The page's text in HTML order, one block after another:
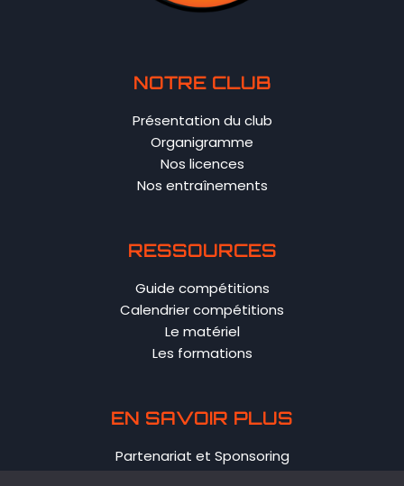
NOTRE CLUB
Présentation du club
Organigramme
Nos licences
Nos entraînements
RESSOURCES
Guide compétitions
Calendrier compétitions
Le matériel
Les formations
EN SAVOIR PLUS
Partenariat et Sponsoring